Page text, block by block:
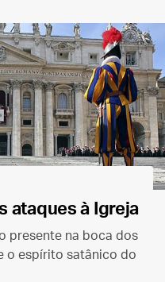
ataques à Igreja
presente na boca dos
o espírito satânico do